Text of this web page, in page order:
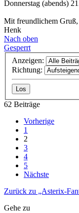
Donnerstag (abends)
Mit freundlichem Gruß,
Henk
Nach oben
Gesperrt
Anzeigen:
Richtung:
62 Beiträge
Vorherige
1
2
3
4
5
Nächste
Zurück zu „Asterix-
Gehe zu